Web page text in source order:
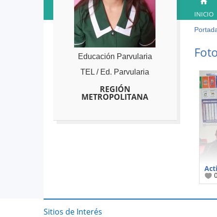
INICIO
está
aquí
to
Educación Parvularia
TEL / Ed. Parvularia
REGIÓN
METROPOLITANA
Sitios de Interés